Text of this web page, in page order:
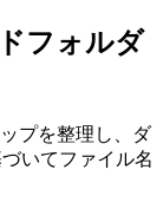
フォルダ
プを整理し、ダ
いてファイル名